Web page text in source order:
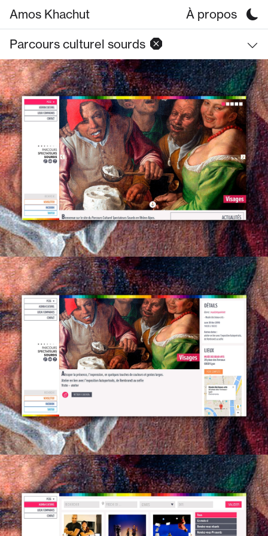
Amos Khachut
À propos
Parcours culturel sourds